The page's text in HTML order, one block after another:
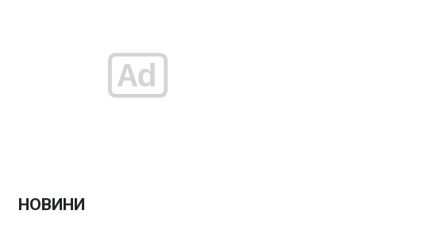
НОВИНИ